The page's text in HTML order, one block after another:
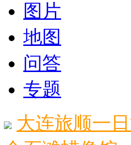
图片
地图
问答
专题
大连旅顺一